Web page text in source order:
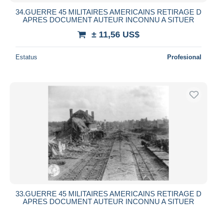
34.GUERRE 45 MILITAIRES AMERICAINS RETIRAGE D
APRES DOCUMENT AUTEUR INCONNU A SITUER
± 11,56 US$
Estatus Profesional
33.GUERRE 45 MILITAIRES AMERICAINS RETIRAGE D
APRES DOCUMENT AUTEUR INCONNU A SITUER